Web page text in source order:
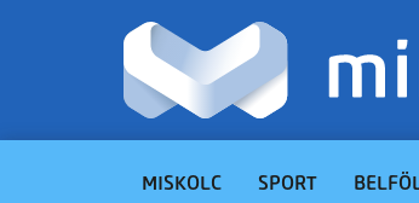
MISKOLC SPORT